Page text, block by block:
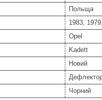
Польща
1983,
Opel
Kadett
Новий
Чорний